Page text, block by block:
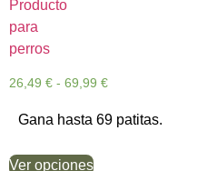
26,49 € - 69,99 €
Gana hasta 69 patitas.
Ver opciones